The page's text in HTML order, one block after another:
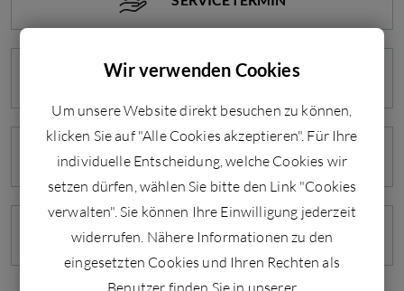
PROBEFAHRT
ÖFFNUNGSZEITEN
ANFAHRT
Wir verwenden Cookies
Um unsere Website direkt besuchen zu können,
klicken Sie auf "Alle Cookies akzeptieren". Für Ihre
individuelle Entscheidung, welche Cookies wir
setzen dürfen, wählen Sie bitte den Link "Cookies
verwalten". Sie können Ihre Einwilligung jederzeit
widerrufen. Nähere Informationen zu den
eingesetzten Cookies und Ihren Rechten als
Benutzer finden Sie in unserer